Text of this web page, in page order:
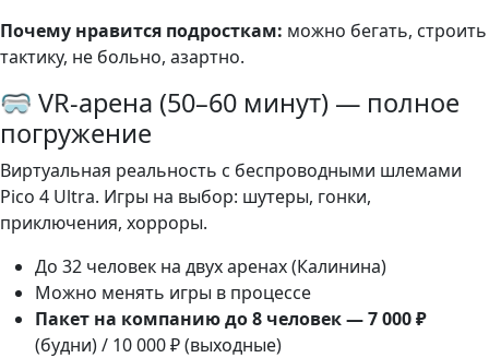
Почему нравится подросткам: можно бегать, строить
тактику, не больно, азартно.
🥽 VR-арена (50–60 минут) — полное
погружение
Виртуальная реальность с беспроводными шлемами
Pico 4 Ultra. Игры на выбор: шутеры, гонки,
приключения, хорроры.
До 32 человек на двух аренах (Калинина)
Можно менять игры в процессе
Пакет на компанию до 8 человек — 7 000 ₽
(будни) / 10 000 ₽ (выходные)